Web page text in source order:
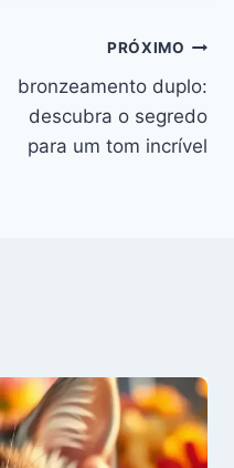
PRÓXIMO
bronzeamento duplo:
descubra o segredo
para um tom incrível